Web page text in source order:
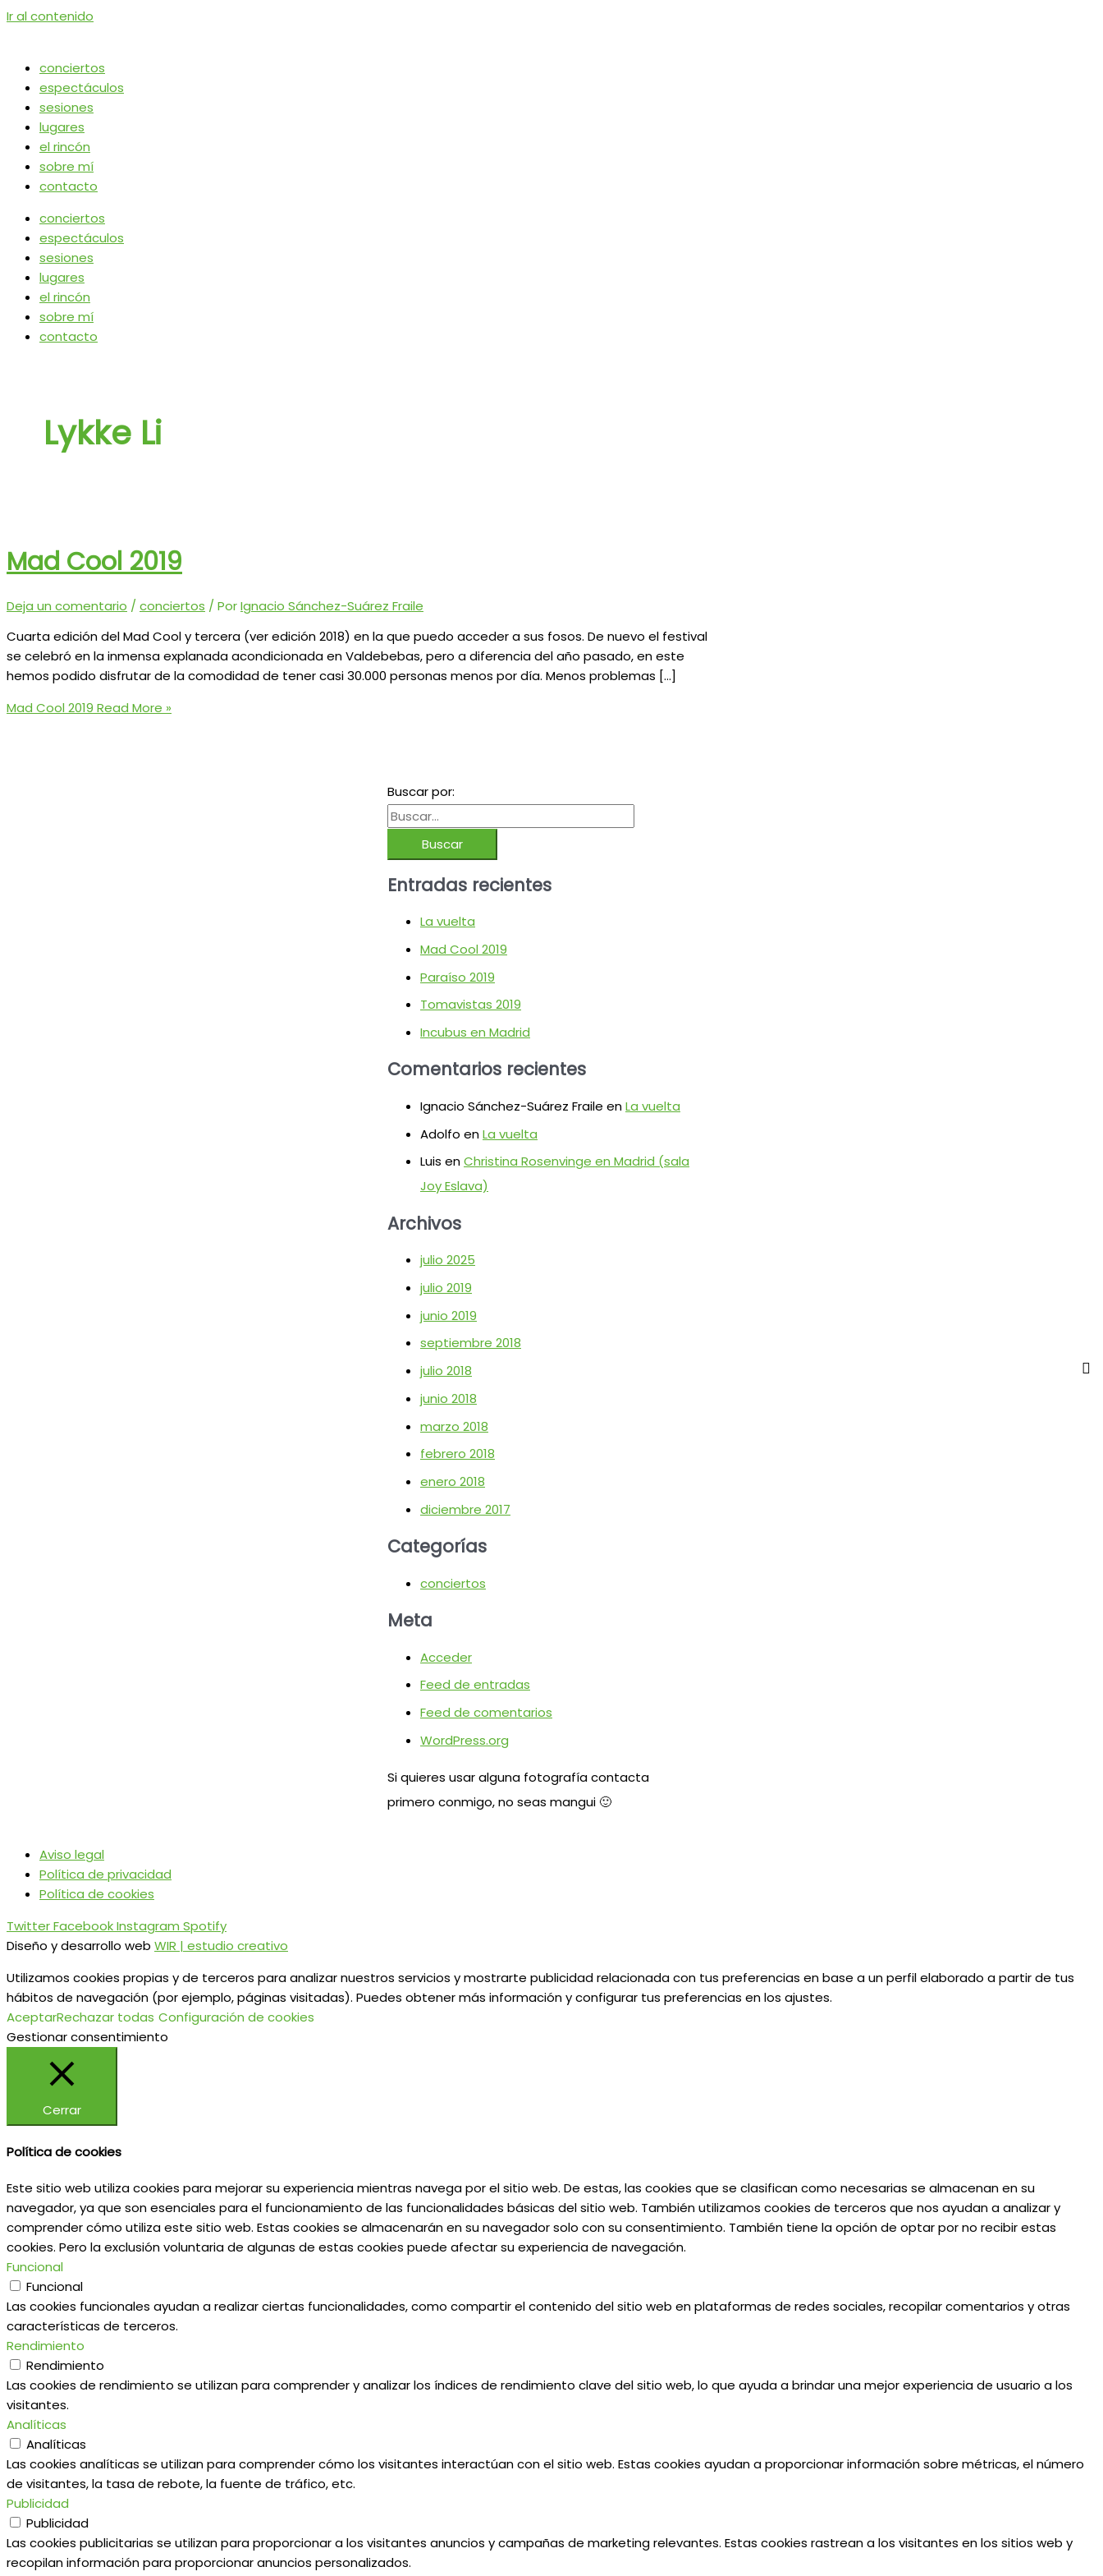
Ir al contenido
conciertos
espectáculos
sesiones
lugares
el rincón
sobre mí
contacto
conciertos
espectáculos
sesiones
lugares
el rincón
sobre mí
contacto
Lykke Li
Mad Cool 2019
Deja un comentario / conciertos / PorIgnacio Sánchez-Suárez Fraile
Cuarta edición del Mad Cool y tercera (ver edición 2018) en la que puedo acceder a sus fosos. De nuevo el festival
se celebró en la inmensa explanada acondicionada en Valdebebas, pero a diferencia del año pasado, en este
hemos podido disfrutar de la comodidad de tener casi 30.000 personas menos por día. Menos problemas […]
Mad Cool 2019 Read More »
Buscar por:
Entradas recientes
La vuelta
Mad Cool 2019
Paraíso 2019
Tomavistas 2019
Incubus en Madrid
Comentarios recientes
Ignacio Sánchez-Suárez Fraile enLa vuelta
Adolfo enLa vuelta
Luis enChristina Rosenvinge en Madrid (sala
Joy Eslava)
Archivos
julio 2025
julio 2019
junio 2019
septiembre 2018
julio 2018
junio 2018
marzo 2018
febrero 2018
enero 2018
diciembre 2017
Categorías
conciertos
Meta
Acceder
Feed de entradas
Feed de comentarios
WordPress.org
Si quieres usar alguna fotografía contacta
primero conmigo, no seas mangui 🙂
Aviso legal
Política de privacidad
Política de cookies
TwitterFacebookInstagram Spotify
Diseño y desarrollo web WIR | estudio creativo
Utilizamos cookies propias y de terceros para analizar nuestros servicios y mostrarte publicidad relacionada con tus preferencias en base a un perfil elaborado a partir de tus
hábitos de navegación (por ejemplo, páginas visitadas). Puedes obtener más información y configurar tus preferencias en los ajustes.
AceptarRechazar todas Configuración de cookies
Gestionar consentimiento
Cerrar
Política de cookies
Este sitio web utiliza cookies para mejorar su experiencia mientras navega por el sitio web. De estas, las cookies que se clasifican como necesarias se almacenan en su
navegador, ya que son esenciales para el funcionamiento de las funcionalidades básicas del sitio web. También utilizamos cookies de terceros que nos ayudan a analizar y
comprender cómo utiliza este sitio web. Estas cookies se almacenarán en su navegador solo con su consentimiento. También tiene la opción de optar por no recibir estas
cookies. Pero la exclusión voluntaria de algunas de estas cookies puede afectar su experiencia de navegación.
Funcional
Funcional
Las cookies funcionales ayudan a realizar ciertas funcionalidades, como compartir el contenido del sitio web en plataformas de redes sociales, recopilar comentarios y otras
características de terceros.
Rendimiento
Rendimiento
Las cookies de rendimiento se utilizan para comprender y analizar los índices de rendimiento clave del sitio web, lo que ayuda a brindar una mejor experiencia de usuario a los
visitantes.
Analíticas
Analíticas
Las cookies analíticas se utilizan para comprender cómo los visitantes interactúan con el sitio web. Estas cookies ayudan a proporcionar información sobre métricas, el número
de visitantes, la tasa de rebote, la fuente de tráfico, etc.
Publicidad
Publicidad
Las cookies publicitarias se utilizan para proporcionar a los visitantes anuncios y campañas de marketing relevantes. Estas cookies rastrean a los visitantes en los sitios web y
recopilan información para proporcionar anuncios personalizados.